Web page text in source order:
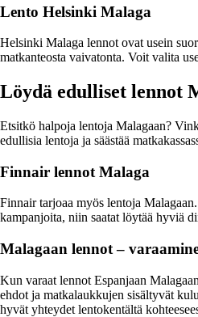
Lento Helsinki Malaga
Helsinki Malaga lennot ovat usein
matkanteosta vaivatonta. Voit valita
Löydä edulliset lennot
Etsitkö halpoja lentoja Malagaan?
edullisia lentoja ja säästää
Finnair lennot Malaga
Finnair tarjoaa myös lentoja
kampanjoita, niin saatat löytää hyviä
Malagaan lennot –
Kun varaat lennot Espanjaan
ehdot ja matkalaukkujen sisältyvät
hyvät yhteydet lentokentältä